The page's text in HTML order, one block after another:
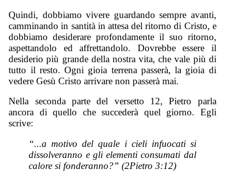
Quindi, dobbiamo vivere guardando sempre avanti,
camminando in santità in attesa del ritorno di Cristo, e
dobbiamo desiderare profondamente il suo ritorno,
aspettandolo ed affrettandolo. Dovrebbe essere il
desiderio più grande della nostra vita, che vale più di
tutto il resto. Ogni gioia terrena passerà, la gioia di
vedere Gesù Cristo arrivare non passerà mai.
Nella seconda parte del versetto 12, Pietro parla
ancora di quello che succederà quel giorno. Egli
scrive:
“...a motivo del quale i cieli infuocati si
dissolveranno e gli elementi consumati dal
calore si fonderanno?” (2Pietro 3:12)